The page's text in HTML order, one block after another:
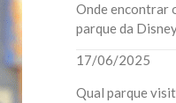
Onde encontrar
parque da
17/06/2025
Qual parque